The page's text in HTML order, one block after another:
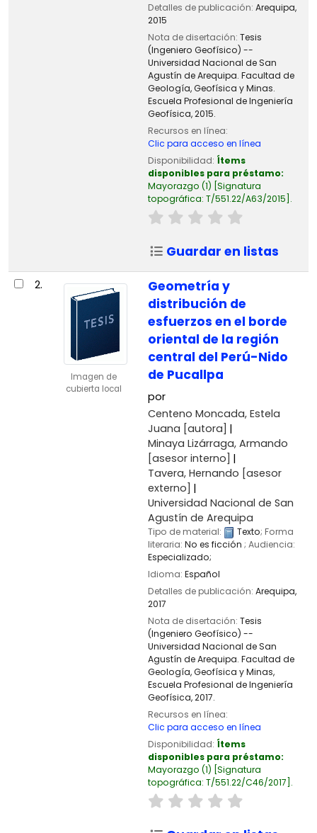
Detalles de publicación: Arequipa,
2015
Nota de disertación: Tesis
(Ingeniero Geofísico) --
Universidad Nacional de San
Agustín de Arequipa. Facultad de
Geología, Geofísica y Minas.
Escuela Profesional de Ingeniería
Geofísica, 2015.
Recursos en línea:
Clic para acceso en línea
Disponibilidad: Ítems
disponibles para préstamo:
Mayorazgo (1) Signatura
topográfica: T/551.22/A63/2015 .
Guardar en listas
2.
Imagen de
cubierta local
Geometría y
distribución de
esfuerzos en el borde
oriental de la región
central del Perú-Nido
de Pucallpa
por
Centeno Moncada, Estela
Juana [autora]
Minaya Lizárraga, Armando
[asesor interno]
Tavera, Hernando [asesor
externo]
Universidad Nacional de San
Agustín de Arequipa
Tipo de material: Texto; Forma
literaria: No es ficción ; Audiencia:
Especializado;
Idioma: Español
Detalles de publicación: Arequipa,
2017
Nota de disertación: Tesis
(Ingeniero Geofísico) --
Universidad Nacional de San
Agustín de Arequipa. Facultad de
Geología, Geofísica y Minas,
Escuela Profesional de Ingeniería
Geofísica, 2017.
Recursos en línea:
Clic para acceso en línea
Disponibilidad: Ítems
disponibles para préstamo:
Mayorazgo (1) Signatura
topográfica: T/551.22/C46/2017 .